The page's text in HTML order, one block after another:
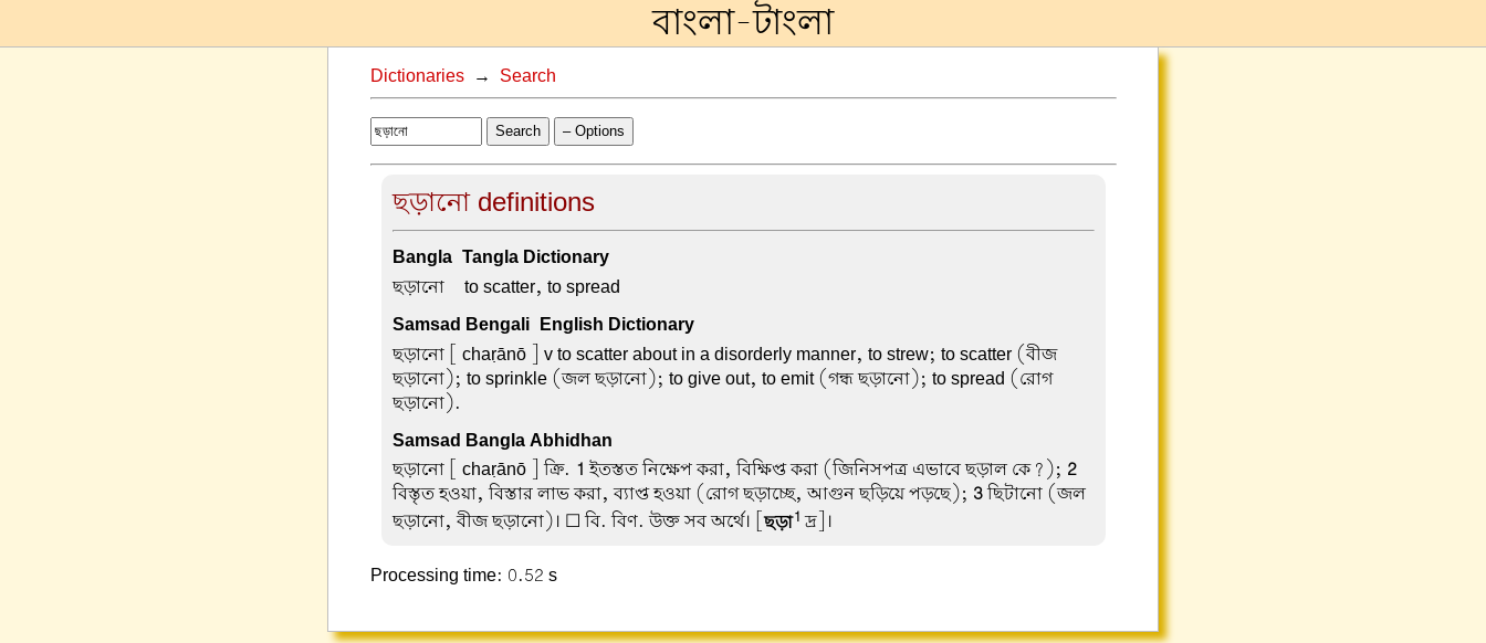
বাংলা-টাংলা
Dictionaries→ Search
Search – Options
ছড়ানো definitions
Bangla-Tangla Dictionary
ছড়ানো – to scatter, to spread
Samsad Bengali-English Dictionary
ছড়ানো[ chaṛānō ] v to scatter about in a disorderly manner, to strew; to scatter (বীজ
ছড়ানো); to sprinkle (জল ছড়ানো); to give out, to emit (গন্ধ ছড়ানো); to spread (রোগ
ছড়ানো).
Samsad Bangla Abhidhan
ছড়ানো[ chaṛānō ] ক্রি. 1 ইতস্তত নিক্ষেপ করা, বিক্ষিপ্ত করা (জিনিসপত্র এভাবে ছড়াল কে?); 2
বিস্তৃত হওয়া, বিস্তার লাভ করা, ব্যাপ্ত হওয়া (রোগ ছড়াচ্ছে, আগুন ছড়িয়ে পড়ছে); 3ছিটানো (জল
ছড়ানো, বীজ ছড়ানো)। ☐ বি. বিণ. উক্ত সব অর্থে। [ছড়া1 দ্র]।
Processing time: 0.52 s